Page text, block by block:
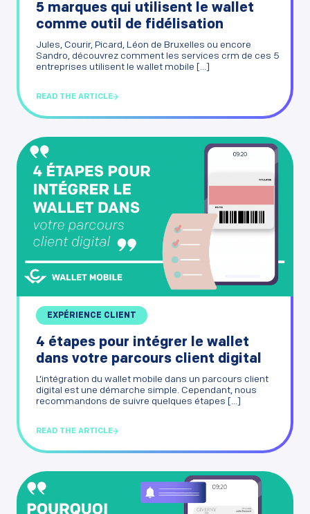
5 marques qui utilisent le wallet
comme outil de fidélisation
Jules, Courir, Picard, Léon de Bruxelles ou encore
Sandro, découvrez comment les services crm de ces 5
entreprises utilisent le wallet mobile [...]
READ THE ARTICLE
EXPÉRIENCE CLIENT
4 étapes pour intégrer le wallet
dans votre parcours client digital
L’intégration du wallet mobile dans un parcours client
digital est une démarche simple. Cependant, nous
recommandons de suivre quelques étapes [...]
READ THE ARTICLE